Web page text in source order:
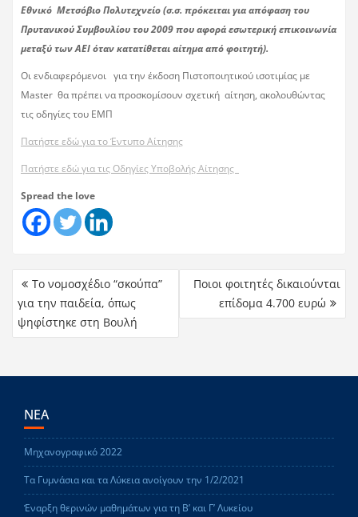
Εθνικό Μετσόβιο Πολυτεχνείο (σ.σ. πρόκειται για απόφαση του
Πρυτανικού Συμβουλίου του 2009 που αφορά εσωτερική επικοινωνία
μεταξύ των ΑΕΙ όταν κατατίθεται αίτημα από φοιτητή).
Οι ενδιαφερόμενοι για την έκδοση Πιστοποιητικού ισοτιμίας με
Master θα πρέπει να προσκομίσουν σχετική αίτηση, ακολουθώντας
τις οδηγίες του ΕΜΠ
Πατήστε εδώ για το Έντυπο Αίτησης
Πατήστε εδώ για τις Οδηγίες Υποβολής Αίτησης
Spread the love
Το νομοσχέδιο “σκούπα”
για την παιδεία, όπως
ψηφίστηκε στη Βουλή
Ποιοι φοιτητές δικαιούνται
επίδομα 4.700 ευρώ
ΝΕΑ
Μηχανογραφικό 2022
Τα Γυμνάσια και τα Λύκεια ανοίγουν την 1/2/2021
Έναρξη θερινών μαθημάτων για τη Β’ και Γ’ Λυκείου